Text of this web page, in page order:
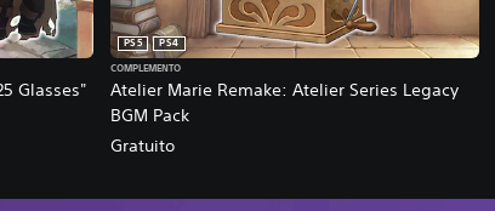
Glasses"
Atelier Marie Remake: Atelier Series Legacy
BGM Pack
PS5
PS4
COMPLEMENTO
Gratuito